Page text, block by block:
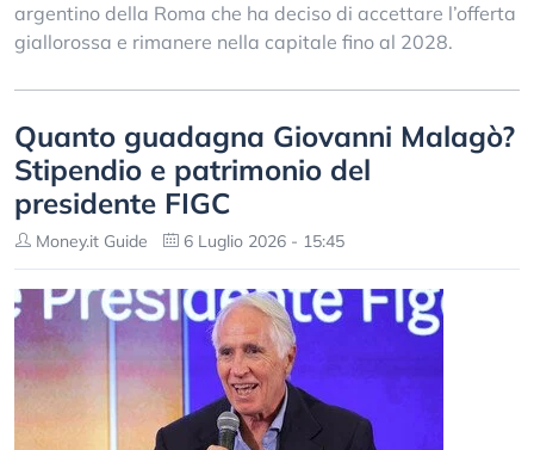
argentino della Roma che ha deciso di accettare l’offerta
giallorossa e rimanere nella capitale fino al 2028.
Quanto guadagna Giovanni Malagò?
Stipendio e patrimonio del
presidente FIGC
Money.it Guide 6 Luglio 2026 - 15:45